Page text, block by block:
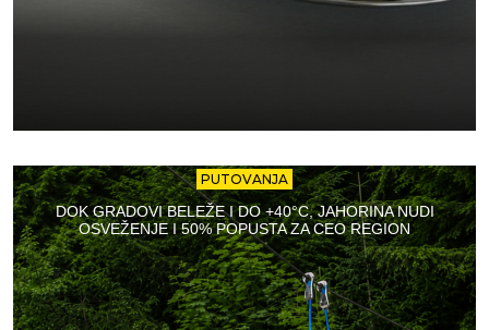
PUTOVANJA
DOK GRADOVI BELEŽE I DO +40°C, JAHORINA NUDI
OSVEŽENJE I 50% POPUSTA ZA CEO REGION